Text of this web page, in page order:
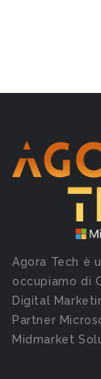
Agora Tech è
occupiamo di
Digital
Partner
Midmarket